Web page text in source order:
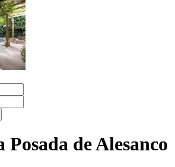
de Alesanco